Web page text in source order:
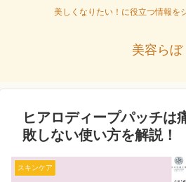
美しくなりたい！に役立つ情報を
美容らぼ
ヒアロディープパッチは
敗しない使い方を解説！
スキンケア